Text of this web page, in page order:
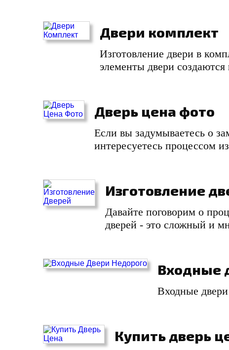
Двери комплект
Изготовление двери в
элементы двери
Дверь цена фото
Если вы задумываетесь о
интересуетесь процессом
Изготовление
Давайте поговорим о
дверей - это сложный и
Входные
Входные двери
Купить дверь